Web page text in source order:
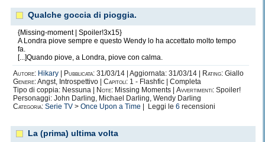
Qualche goccia di pioggia.
{Missing-moment | Spoiler!3x15}
A Londra piove sempre e questo Wendy lo ha accettato molto tempo
fa.
[...]Quando piove, a Londra, piove con calma.
Autore: Hikary Pubblicata: 31/03/14 | Aggiornata: 31/03/14 | Rating: Giallo
Genere:Angst, Introspettivo | Capitoli: 1 - Flashfic | Completa
Tipo di coppia: Nessuna |
Note: Missing Moments | Avvertimenti: Spoiler!
Personaggi: John Darling, Michael Darling, Wendy Darling
Categoria: Serie TV > Once Upon a Time | Leggi le 6 recensioni
La (prima) ultima volta